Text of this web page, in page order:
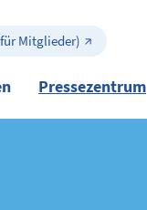
Mitglieder)
Pressezentrum